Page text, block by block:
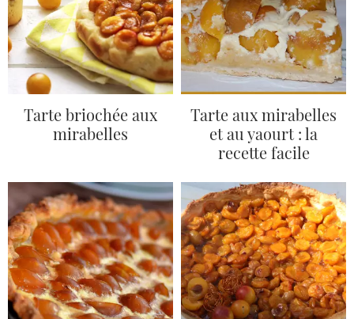
Tarte briochée aux
mirabelles
Tarte aux mirabelles
et au yaourt : la
recette facile